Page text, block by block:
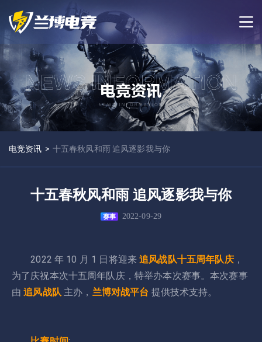
电竞资讯 > 十五春秋风和雨 追风逐影我与你
十五春秋风和雨 追风逐影我与你
赛事 2022-09-29
2022 年 10 月 1 日将迎来追风战队十五周年队庆，
为了庆祝本次十五周年队庆，特举办本次赛事。本次赛事
由追风战队 主办， 兰博对战平台 提供技术支持。